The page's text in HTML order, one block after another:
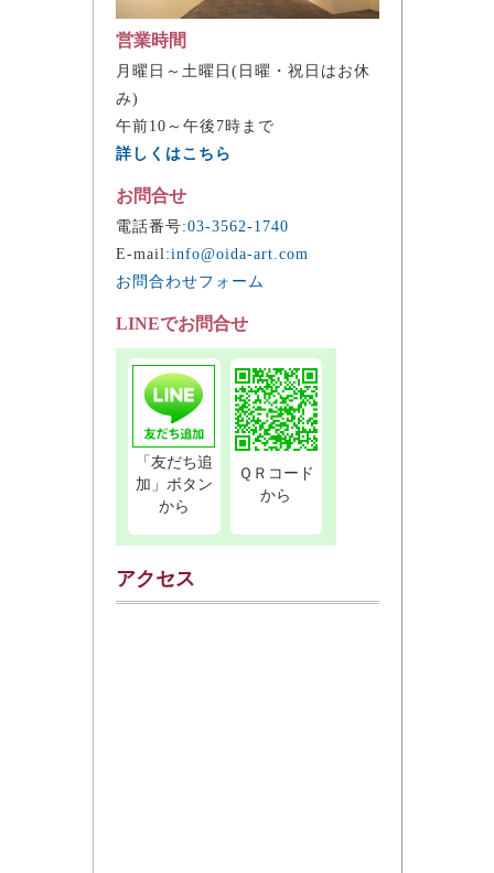
営業時間
月曜日～土曜日(日曜・祝日はお休
み)
午前10～午後7時まで
詳しくはこちら
お問合せ
電話番号:03-3562-1740
E-mail:info@oida-art.com
お問合わせフォーム
LINEでお問合せ
「友だち追
加」ボタン
から
ＱＲコード
から
アクセス